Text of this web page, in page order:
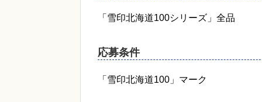
「雪印北海道100シリーズ」全品
応募条件
「雪印北海道100」マーク